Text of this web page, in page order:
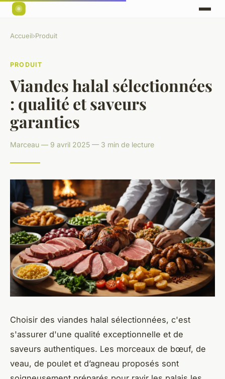
Accueil›Produit
PRODUIT
Viandes halal sélectionnées
: qualité et saveurs
garanties
Marceau — 9 avril 2025 — 3 min de lecture
Choisir des viandes halal sélectionnées, c'est
s'assurer d'une qualité exceptionnelle et de
saveurs authentiques. Les morceaux de bœuf, de
veau, de poulet et d’agneau proposés sont